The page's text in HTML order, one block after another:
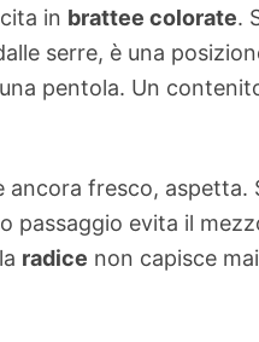
in brattee colorate.
serre, è una
pentola. Un
ancora fresco, aspetta.
passaggio evita il
radice non capisce